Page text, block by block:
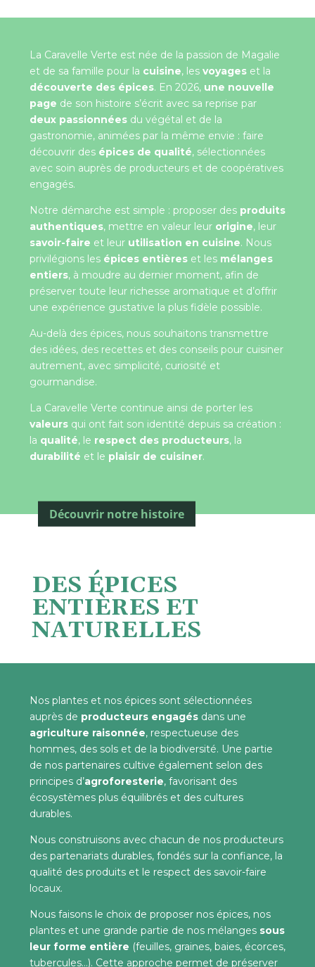
La Caravelle Verte est née de la passion de Magalie
et de sa famille pour la cuisine, les voyages et la
découverte des épices. En 2026, une nouvelle
page de son histoire s’écrit avec sa reprise par
deux passionnées du végétal et de la
gastronomie, animées par la même envie : faire
découvrir des épices de qualité, sélectionnées
avec soin auprès de producteurs et de coopératives
engagés.
Notre démarche est simple : proposer des produits
authentiques, mettre en valeur leur origine, leur
savoir-faire et leur utilisation en cuisine. Nous
privilégions les épices entières et les mélanges
entiers, à moudre au dernier moment, afin de
préserver toute leur richesse aromatique et d’offrir
une expérience gustative la plus fidèle possible.
Au-delà des épices, nous souhaitons transmettre
des idées, des recettes et des conseils pour cuisiner
autrement, avec simplicité, curiosité et
gourmandise.
La Caravelle Verte continue ainsi de porter les
valeurs qui ont fait son identité depuis sa création :
la qualité, le respect des producteurs, la
durabilité et le plaisir de cuisiner.
Découvrir notre histoire
DES ÉPICES
ENTIÈRES ET
NATURELLES
Nos plantes et nos épices sont sélectionnées
auprès de producteurs engagés dans une
agriculture raisonnée, respectueuse des
hommes, des sols et de la biodiversité. Une partie
de nos partenaires cultive également selon des
principes d’agroforesterie, favorisant des
écosystèmes plus équilibrés et des cultures
durables.
Nous construisons avec chacun de nos producteurs
des partenariats durables, fondés sur la confiance, la
qualité des produits et le respect des savoir-faire
locaux.
Nous faisons le choix de proposer nos épices, nos
plantes et une grande partie de nos mélanges sous
leur forme entière (feuilles, graines, baies, écorces,
tubercules…). Cette approche permet de préserver